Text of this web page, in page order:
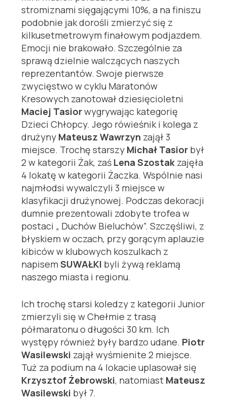
stromiznami sięgającymi 10%, a na finiszu
podobnie jak dorośli zmierzyć się z
kilkusetmetrowym finałowym podjazdem.
Emocji nie brakowało. Szczególnie za
sprawą dzielnie walczących naszych
reprezentantów. Swoje pierwsze
zwycięstwo w cyklu Maratonów
Kresowych zanotował dziesięcioletni
Maciej Tasiorwygrywając kategorię
Dzieci Chłopcy. Jego rówieśnik i kolega z
drużyny Mateusz Wawrzyn zajął 3
miejsce. Trochę starszy Michał Tasior był
2 w kategorii Żak, zaś Lena Szostak zajęła
4 lokatę w kategorii Żaczka. Wspólnie nasi
najmłodsi wywalczyli 3 miejsce w
klasyfikacji drużynowej. Podczas dekoracji
dumnie prezentowali zdobyte trofea w
postaci „ Duchów Bieluchów”. Szczęśliwi, z
błyskiem w oczach, przy gorącym aplauzie
kibiców w klubowych koszulkach z
napisemSUWAŁKI byli żywą reklamą
naszego miasta i regionu.
Ich trochę starsi koledzy z kategorii Junior
zmierzyli się w Chełmie z trasą
półmaratonu o długości 30 km. Ich
występy również były bardzo udane. Piotr
Wasilewski zajął wyśmienite 2 miejsce.
Tuż za podium na 4 lokacie uplasował się
Krzysztof Żebrowski, natomiast Mateusz
Wasilewski był 7.